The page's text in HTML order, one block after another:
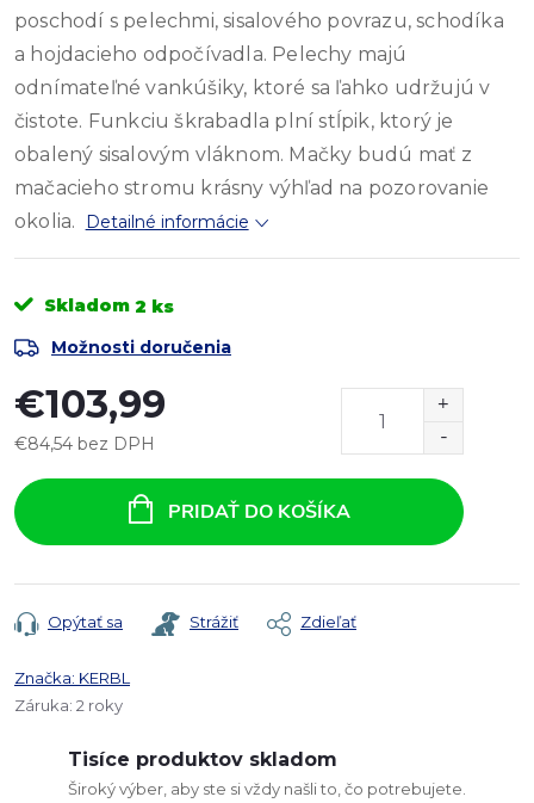
poschodí s pelechmi, sisalového povrazu, schodíka
a hojdacieho odpočívadla. Pelechy majú
odnímateľné vankúšiky, ktoré sa ľahko udržujú v
čistote. Funkciu škrabadla plní stĺpik, ktorý je
obalený sisalovým vláknom. Mačky budú mať z
mačacieho stromu krásny výhľad na pozorovanie
okolia.
Detailné informácie
Skladom 2 ks
Možnosti doručenia
€103,99
€84,54 bez DPH
cena:
PRIDAŤ DO KOŠÍKA
Opýtať sa Strážiť Zdieľať
Značka: KERBL
Záruka: 2 roky
Tisíce produktov skladom
Široký výber, aby ste si vždy našli to, čo potrebujete.